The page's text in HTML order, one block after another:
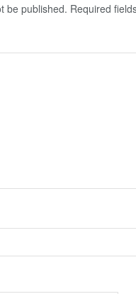
be published. Required